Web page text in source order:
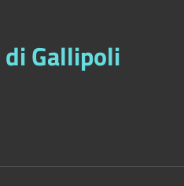
Gallipoli